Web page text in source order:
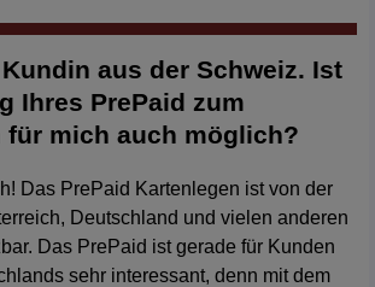
aus der Schweiz. Ist
Ihres PrePaid zum
für mich auch möglich?
Das PrePaid Kartenlegen ist von der
Deutschland und vielen anderen
Das PrePaid ist gerade für Kunden
sehr interessant, denn mit dem